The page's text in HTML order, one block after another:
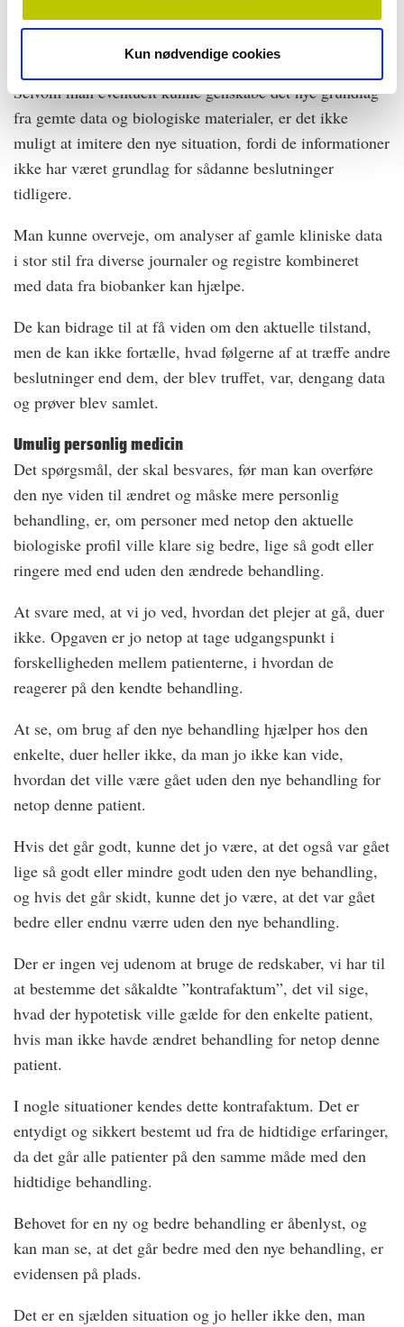
Kun nødvendige cookies
kombinationen af det nye grundlag og den nye
behandling, da det jo netop ikke er udført tidligere.
Selvom man eventuelt kunne genskabe det nye grundlag
fra gemte data og biologiske materialer, er det ikke
muligt at imitere den nye situation, fordi de informationer
ikke har været grundlag for sådanne beslutninger
tidligere.
Man kunne overveje, om analyser af gamle kliniske data
i stor stil fra diverse journaler og registre kombineret
med data fra biobanker kan hjælpe.
De kan bidrage til at få viden om den aktuelle tilstand,
men de kan ikke fortælle, hvad følgerne af at træffe andre
beslutninger end dem, der blev truffet, var, dengang data
og prøver blev samlet.
Umulig personlig medicin
Det spørgsmål, der skal besvares, før man kan overføre
den nye viden til ændret og måske mere personlig
behandling, er, om personer med netop den aktuelle
biologiske profil ville klare sig bedre, lige så godt eller
ringere med end uden den ændrede behandling.
At svare med, at vi jo ved, hvordan det plejer at gå, duer
ikke. Opgaven er jo netop at tage udgangspunkt i
forskelligheden mellem patienterne, i hvordan de
reagerer på den kendte behandling.
At se, om brug af den nye behandling hjælper hos den
enkelte, duer heller ikke, da man jo ikke kan vide,
hvordan det ville være gået uden den nye behandling for
netop denne patient.
Hvis det går godt, kunne det jo være, at det også var gået
lige så godt eller mindre godt uden den nye behandling,
og hvis det går skidt, kunne det jo være, at det var gået
bedre eller endnu værre uden den nye behandling.
Der er ingen vej udenom at bruge de redskaber, vi har til
at bestemme det såkaldte ”kontrafaktum”, det vil sige,
hvad der hypotetisk ville gælde for den enkelte patient,
hvis man ikke havde ændret behandling for netop denne
patient.
I nogle situationer kendes dette kontrafaktum. Det er
entydigt og sikkert bestemt ud fra de hidtidige erfaringer,
da det går alle patienter på den samme måde med den
hidtidige behandling.
Behovet for en ny og bedre behandling er åbenlyst, og
kan man se, at det går bedre med den nye behandling, er
evidensen på plads.
Det er en sjælden situation og jo heller ikke den, man